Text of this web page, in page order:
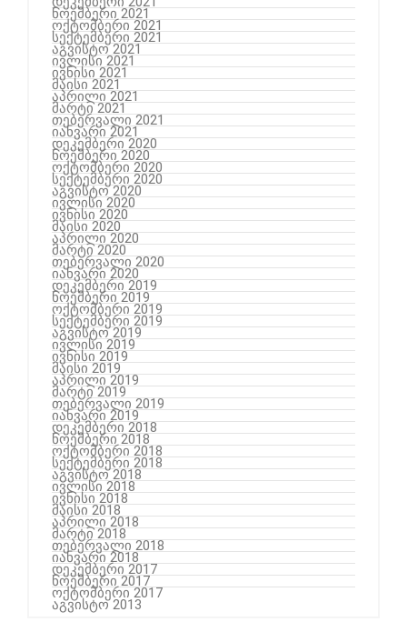
ნოემბერი 2021
ოქტომბერი 2021
სექტემბერი 2021
აგვისტო 2021
ივლისი 2021
ივნისი 2021
მაისი 2021
აპრილი 2021
მარტი 2021
თებერვალი 2021
იანვარი 2021
დეკემბერი 2020
ნოემბერი 2020
ოქტომბერი 2020
სექტემბერი 2020
აგვისტო 2020
ივლისი 2020
ივნისი 2020
მაისი 2020
აპრილი 2020
მარტი 2020
თებერვალი 2020
იანვარი 2020
დეკემბერი 2019
ნოემბერი 2019
ოქტომბერი 2019
სექტემბერი 2019
აგვისტო 2019
ივლისი 2019
ივნისი 2019
მაისი 2019
აპრილი 2019
მარტი 2019
თებერვალი 2019
იანვარი 2019
დეკემბერი 2018
ნოემბერი 2018
ოქტომბერი 2018
სექტემბერი 2018
აგვისტო 2018
ივლისი 2018
ივნისი 2018
მაისი 2018
აპრილი 2018
მარტი 2018
თებერვალი 2018
იანვარი 2018
დეკემბერი 2017
ნოემბერი 2017
ოქტომბერი 2017
აგვისტო 2013